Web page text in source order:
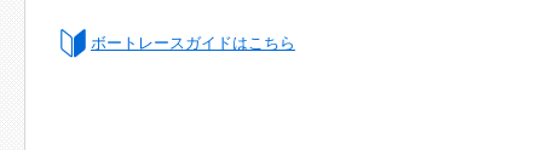
ボートレースガイドはこちら